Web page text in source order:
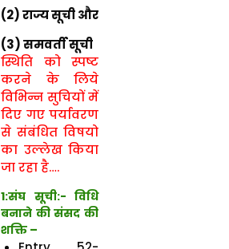
(2) राज्य सूची और
(3) समवर्ती सूची
स्थिति को स्पष्ट
करने के लिये
विभिन्न सुचियों में
दिए गए पर्यावरण
से संबंधित विषयो
का उल्लेख किया
जा रहा है….
1:संघ सूची:- विधि
बनाने की संसद की
शक्ति –